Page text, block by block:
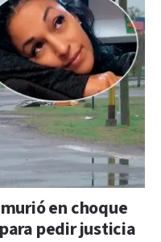
en choque
pedir justicia